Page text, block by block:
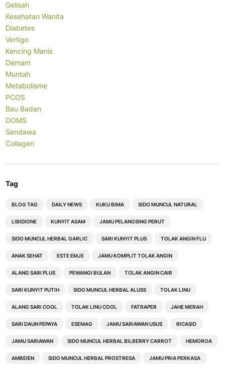
Gelisah
Kesehatan Wanita
Diabetes
Vertigo
Kencing Manis
Demam
Muntah
Metabolisme
PCOS
Bau Badan
DOMS
Sendawa
Collagen
Tag
BLOG TAG DAILY NEWS KUKU BIMA SIDO MUNCUL NATURAL
LIBIDIONE KUNYIT ASAM JAMU PELANGSING PERUT
SIDO MUNCUL HERBAL GARLIC SARI KUNYIT PLUS TOLAK ANGIN FLU
ANAK SEHAT ESTE EMJE JAMU KOMPLIT TOLAK ANGIN
ALANG SARI PLUS PEWANGI BULAN TOLAK ANGIN CAIR
SARI KUNYIT PUTIH SIDO MUNCUL HERBAL ALUSS TOLAK LINU
ALANG SARI COOL TOLAK LINU COOL FATRAPER JAHE MERAH
SARI DAUN PEPAYA ESEMAG JAMU SARIAWAN USUS RICASID
JAMU SARIAWAN SIDO MUNCUL HERBAL BILBERRY CARROT HEMOROA
AMBEIEN SIDO MUNCUL HERBAL PROSTRESA JAMU PRIA PERKASA